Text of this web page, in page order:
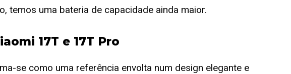
temos uma bateria de capacidade ainda maior.
17T e 17T Pro
se como uma referência envolta num design elegante e